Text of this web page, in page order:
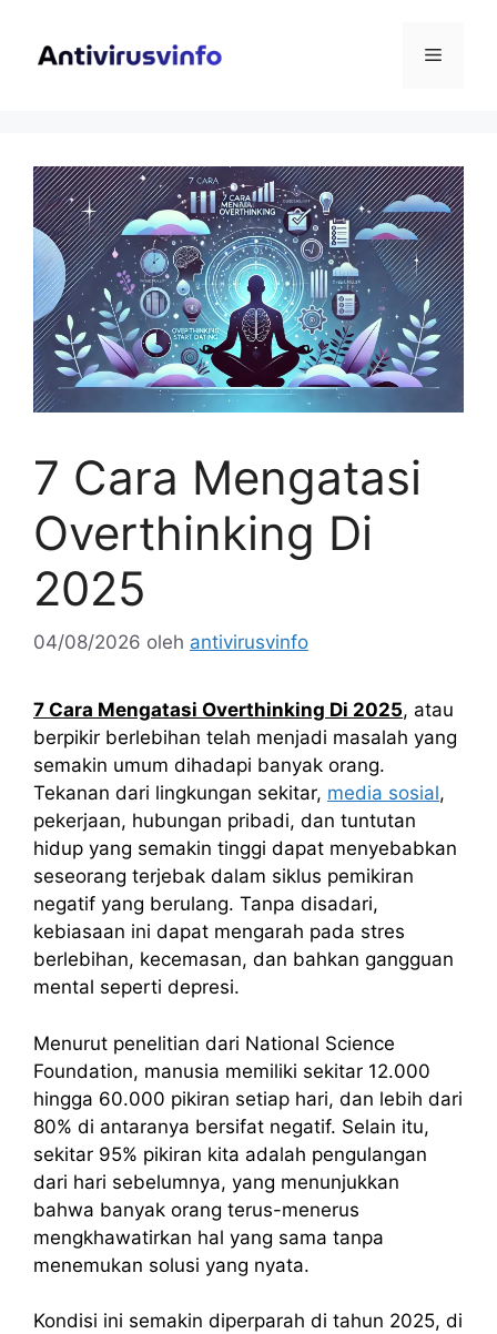
Menu
7 Cara Mengatasi
Overthinking Di
2025
04/08/2026 oleh antivirusvinfo
7 Cara Mengatasi Overthinking Di 2025, atau
berpikir berlebihan telah menjadi masalah yang
semakin umum dihadapi banyak orang.
Tekanan dari lingkungan sekitar, media sosial,
pekerjaan, hubungan pribadi, dan tuntutan
hidup yang semakin tinggi dapat menyebabkan
seseorang terjebak dalam siklus pemikiran
negatif yang berulang. Tanpa disadari,
kebiasaan ini dapat mengarah pada stres
berlebihan, kecemasan, dan bahkan gangguan
mental seperti depresi.
Menurut penelitian dari National Science
Foundation, manusia memiliki sekitar 12.000
hingga 60.000 pikiran setiap hari, dan lebih dari
80% di antaranya bersifat negatif. Selain itu,
sekitar 95% pikiran kita adalah pengulangan
dari hari sebelumnya, yang menunjukkan
bahwa banyak orang terus-menerus
mengkhawatirkan hal yang sama tanpa
menemukan solusi yang nyata.
Kondisi ini semakin diperparah di tahun 2025, di